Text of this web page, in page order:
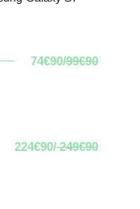
74€90/99€90
224€90/249€90